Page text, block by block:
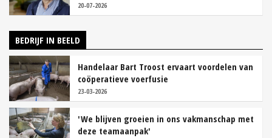
20-07-2026
BEDRIJF IN BEELD
Handelaar Bart Troost ervaart voordelen van
coöperatieve voerfusie
23-03-2026
'We blijven groeien in ons vakmanschap met
deze teamaanpak'